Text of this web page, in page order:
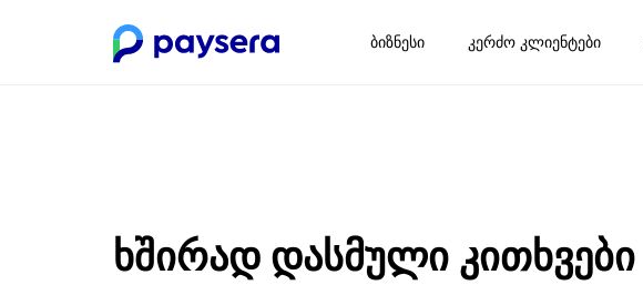
ბიზნესი კერძო კლიენტები
ხშირად დასმული კითხვები